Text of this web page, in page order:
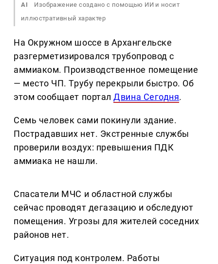
AI
Изображение создано с помощью ИИ и носит
иллюстративный характер
На Окружном шоссе в Архангельске
разгерметизировался трубопровод с
аммиаком. Производственное помещение
— место ЧП. Трубу перекрыли быстро. Об
этом сообщает порталДвина Сегодня.
Семь человек сами покинули здание.
Пострадавших нет. Экстренные службы
проверили воздух: превышения ПДК
аммиака не нашли.
Спасатели МЧС и областной службы
сейчас проводят дегазацию и обследуют
помещения. Угрозы для жителей соседних
районов нет.
Ситуация под контролем. Работы